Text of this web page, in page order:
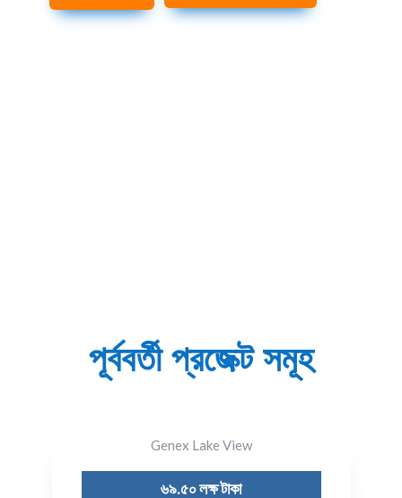
পূর্ববর্তী প্রজেক্ট সমূহ
Genex Lake View
৬৯.৫০ লক্ষ টাকা